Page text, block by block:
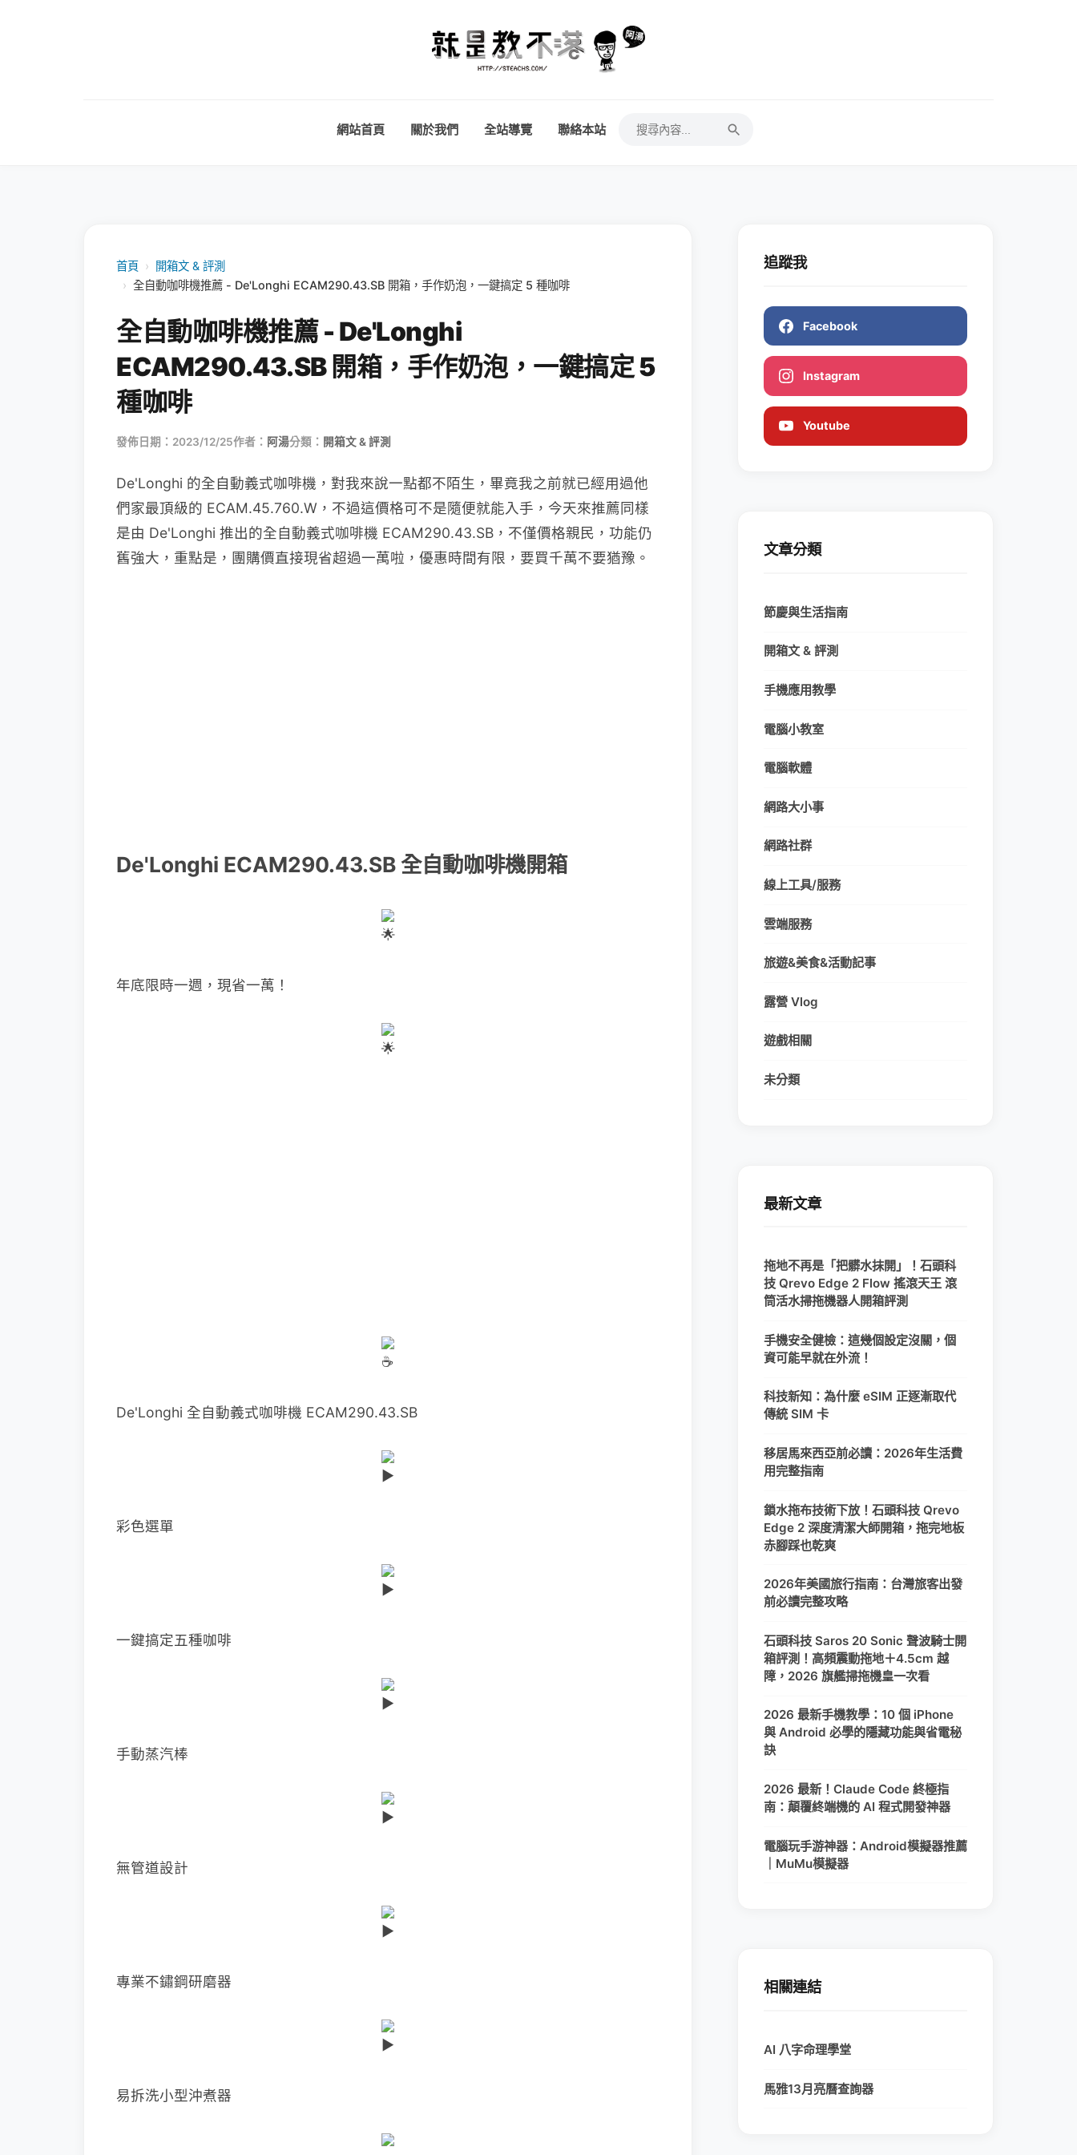
網站首頁 關於我們 全站導覽 聯絡本站
首頁 ›
開箱文 & 評測
› 全自動咖啡機推薦 - De'Longhi ECAM290.43.SB 開箱，手作奶泡，一鍵搞定 5 種咖啡
全自動咖啡機推薦 - De'Longhi
ECAM290.43.SB 開箱，手作奶泡，一鍵搞定 5
種咖啡
發佈日期：2023/12/25作者： 阿湯分類： 開箱文 & 評測
De'Longhi 的全自動義式咖啡機，對我來說一點都不陌生，畢竟我之前就已經用過他
們家最頂級的 ECAM.45.760.W，不過這價格可不是隨便就能入手，今天來推薦同樣
是由 De'Longhi 推出的全自動義式咖啡機 ECAM290.43.SB，不僅價格親民，功能仍
舊強大，重點是，團購價直接現省超過一萬啦，優惠時間有限，要買千萬不要猶豫。
De'Longhi ECAM290.43.SB 全自動咖啡機開箱
年底限時一週，現省一萬！
De'Longhi 全自動義式咖啡機 ECAM290.43.SB
彩色選單
一鍵搞定五種咖啡
手動蒸汽棒
無管道設計
專業不鏽鋼研磨器
易拆洗小型沖煮器
追蹤我
Facebook
Instagram
Youtube
文章分類
節慶與生活指南
開箱文 & 評測
手機應用教學
電腦小教室
電腦軟體
網路大小事
網路社群
線上工具/服務
雲端服務
旅遊&美食&活動記事
露營 Vlog
遊戲相關
未分類
最新文章
拖地不再是「把髒水抹開」！石頭科
技 Qrevo Edge 2 Flow 搖滾天王 滾
筒活水掃拖機器人開箱評測
手機安全健檢：這幾個設定沒關，個
資可能早就在外流！
科技新知：為什麼 eSIM 正逐漸取代
傳統 SIM 卡
移居馬來西亞前必讀：2026年生活費
用完整指南
鎖水拖布技術下放！石頭科技 Qrevo
Edge 2 深度清潔大師開箱，拖完地板
赤腳踩也乾爽
2026年美國旅行指南：台灣旅客出發
前必讀完整攻略
石頭科技 Saros 20 Sonic 聲波騎士開
箱評測！高頻震動拖地＋4.5cm 越
障，2026 旗艦掃拖機皇一次看
2026 最新手機教學：10 個 iPhone
與 Android 必學的隱藏功能與省電秘
訣
2026 最新！Claude Code 終極指
南：顛覆終端機的 AI 程式開發神器
電腦玩手游神器：Android模擬器推薦
｜MuMu模擬器
相關連結
AI 八字命理學堂
馬雅13月亮曆查詢器